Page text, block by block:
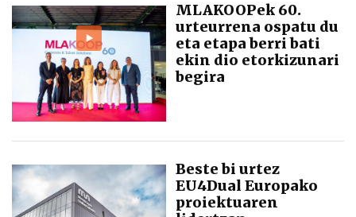
MLAKOOPek 60.
urteurrena ospatu du
eta etapa berri bati
ekin dio etorkizunari
begira
Beste bi urtez
EU4Dual Europako
proiektuaren